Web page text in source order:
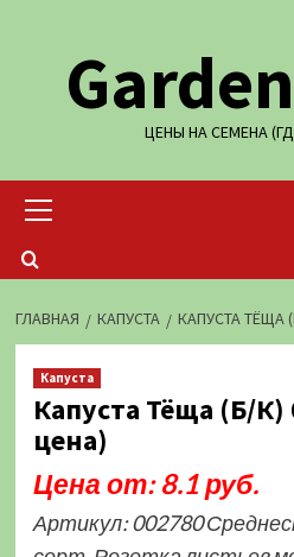
содержимому
ЦЕНЫ НА СЕМЕНА
меню
ГЛАВНАЯ КАПУСТА КАПУСТА ТЁЩА
Капуста
Капуста Тёща (Б/К)
цена)
Цена от: 8.1 руб.
Артикул: 002780